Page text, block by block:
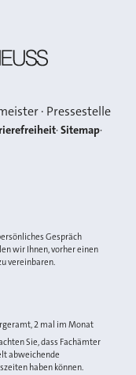
· Pressestelle
Sitemap
Gespräch
wir Ihnen, vorher einen
vereinbaren.
2 mal im Monat
Sie, dass Fachämter
abweichende
haben können.